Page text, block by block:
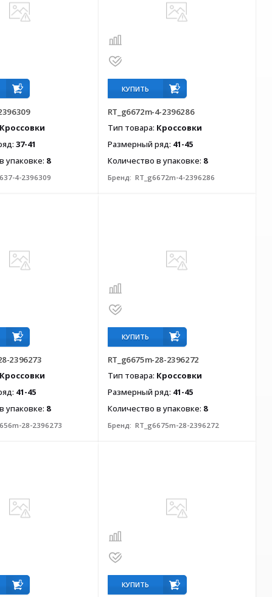
Кроссовки
37-41
упаковке: 8
4-2396309
КУПИТЬ
RT_g6672m-4-2396286
Тип товара: Кроссовки
Размерный ряд: 41-45
Количество в упаковке: 8
Бренд: RT_g6672m-4-2396286
2396273
Кроссовки
41-45
упаковке: 8
28-2396273
КУПИТЬ
RT_g6675m-28-2396272
Тип товара: Кроссовки
Размерный ряд: 41-45
Количество в упаковке: 8
Бренд: RT_g6675m-28-2396272
КУПИТЬ